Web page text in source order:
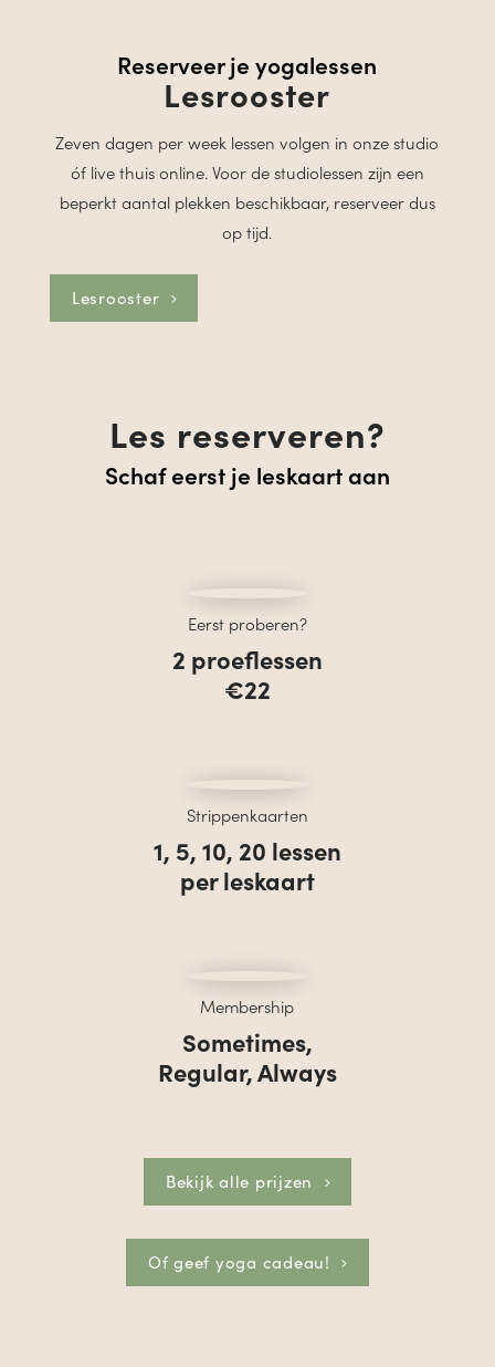
Reserveer je yogalessen
Lesrooster
Zeven dagen per week lessen volgen in onze studio
óf live thuis online. Voor de studiolessen zijn een
beperkt aantal plekken beschikbaar, reserveer dus
op tijd.
Lesrooster
Les reserveren?
Schaf eerst je leskaart aan
Eerst proberen?
2 proeflessen
€22
Strippenkaarten
1, 5, 10, 20 lessen
per leskaart
Membership
Sometimes,
Regular, Always
Bekijk alle prijzen
Of geef yoga cadeau!